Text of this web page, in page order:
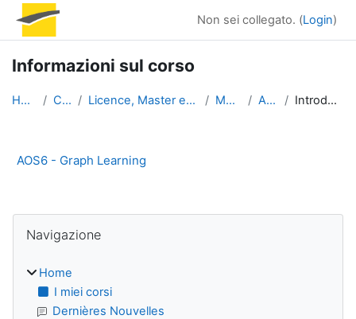
Vai al contenuto principale
Non sei collegato. (Login)
Informazioni sul corso
Home Corsi Licence, Master et Doctorat Master AOS6 Introduzione
AOS6 - Graph Learning
Blocchi
Navigazione
Home
I miei corsi
Dernières Nouvelles